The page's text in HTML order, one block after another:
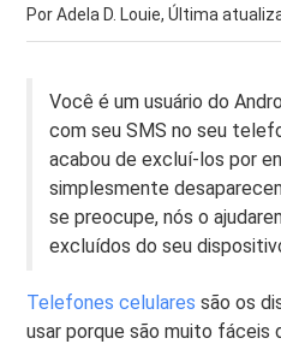
Por Adela D. Louie, Última
Você é um usuário do
com seu SMS no seu
acabou de excluí-los por
simplesmente
se preocupe, nós o
excluídos do seu
Telefones celulares são os
usar porque são muito fáceis